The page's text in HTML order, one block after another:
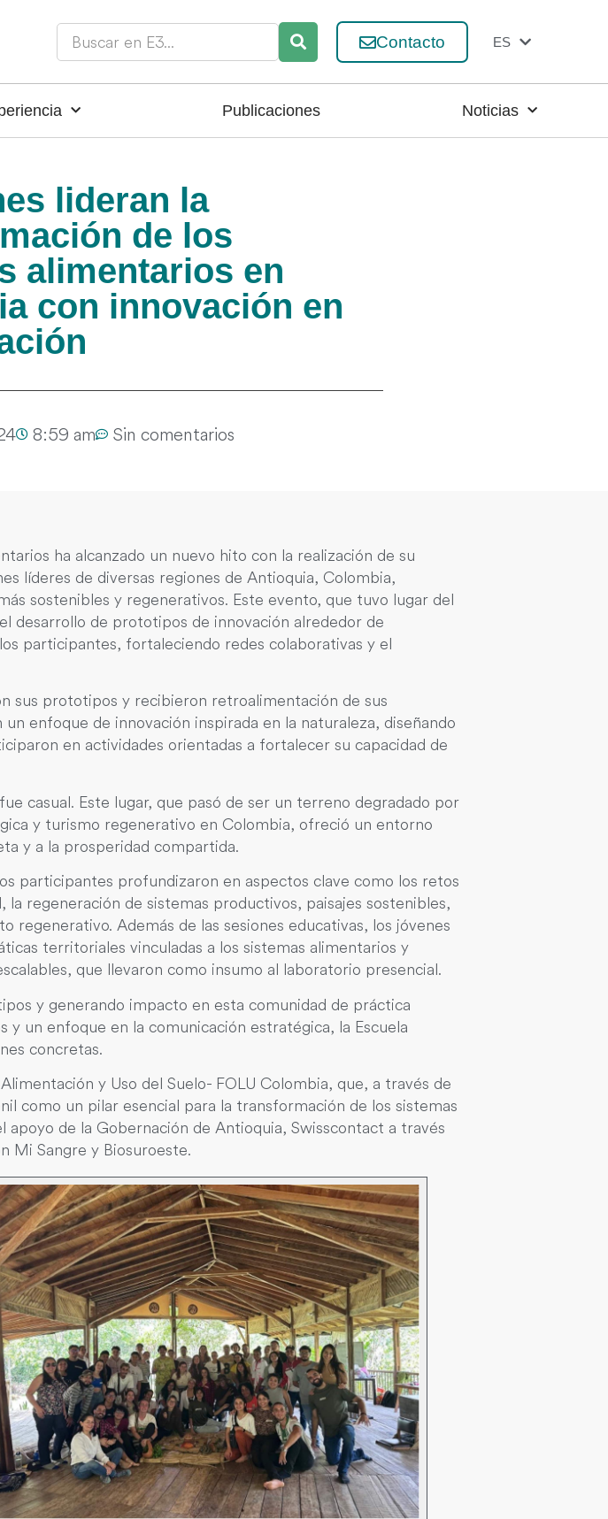
Contacto ES
EN
Publicaciones Noticias
lideran la
de los
alimentarios en
con innovación en
8:59 am Sin comentarios
ha alcanzado un nuevo hito con la realización de su
líderes de diversas regiones de Antioquia, Colombia,
sostenibles y regenerativos. Este evento, que tuvo lugar del
desarrollo de prototipos de innovación alrededor de
participantes, fortaleciendo redes colaborativas y el
sus prototipos y recibieron retroalimentación de sus
enfoque de innovación inspirada en la naturaleza, diseñando
en actividades orientadas a fortalecer su capacidad de
casual. Este lugar, que pasó de ser un terreno degradado por
y turismo regenerativo en Colombia, ofreció un entorno
y a la prosperidad compartida.
participantes profundizaron en aspectos clave como los retos
regeneración de sistemas productivos, paisajes sostenibles,
regenerativo. Además de las sesiones educativas, los jóvenes
territoriales vinculadas a los sistemas alimentarios y
que llevaron como insumo al laboratorio presencial.
y generando impacto en esta comunidad de práctica
un enfoque en la comunicación estratégica, la Escuela
concretas.
y Uso del Suelo- FOLU Colombia, que, a través de
como un pilar esencial para la transformación de los sistemas
de la Gobernación de Antioquia, Swisscontact a través
Mi Sangre y Biosuroeste.